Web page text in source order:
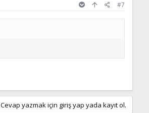
#7
Cevap yazmak için giriş yap yada kayıt ol.